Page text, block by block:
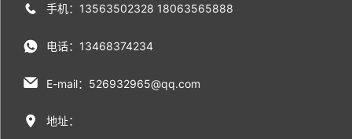
手机：13563502328 18063565888
电话：13468374234
E-mail：526932965@qq.com
地址：